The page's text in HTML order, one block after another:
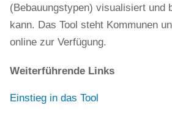
(Bebauungstypen) visualisiert und
kann. Das Tool steht Kommunen
online zur Verfügung.
Weiterführende Links
Einstieg in das Tool